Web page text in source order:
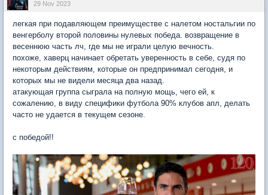
29 Nov 2023
легкая при подавляющем преимуществе с налетом ностальгии по
венгерболу второй половины нулевых победа. возвращение в
весеннюю часть лч, где мы не играли целую вечность.
похоже, хаверц начинает обретать уверенность в себе, судя по
некоторым действиям, которые он предпринимал сегодня, и
которых мы не видели месяца два назад.
атакующая группа сыграла на полную мощь, чего ей, к
сожалению, в виду специфики футбола 90% клубов апл, делать
часто не удается в текущем сезоне.
с победой!!